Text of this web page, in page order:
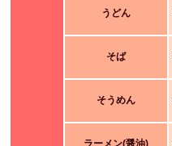
うどん
そば
そうめん
ラーメン(醤油)